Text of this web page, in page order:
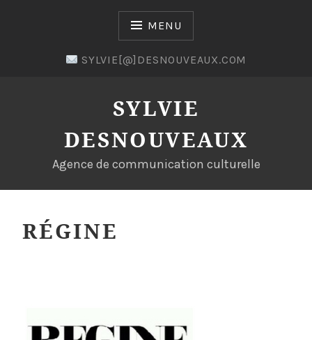
MENU
SYLVIE[@]DESNOUVEAUX.COM
SYLVIE
DESNOUVEAUX
Agence de communication culturelle
RÉGINE